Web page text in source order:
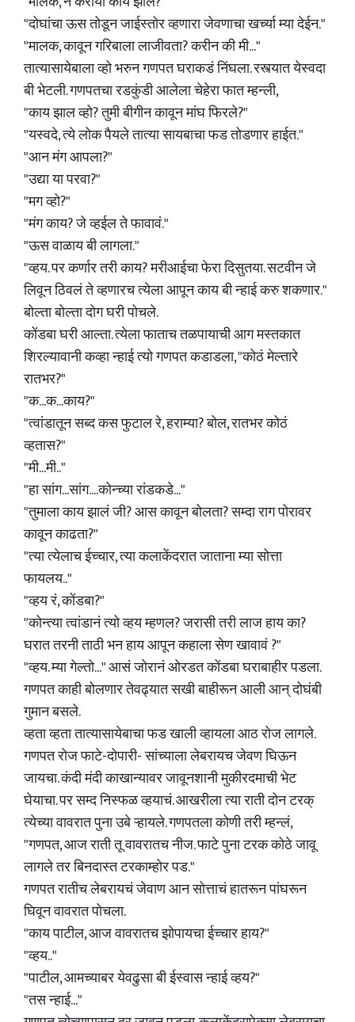
"दोघांचा ऊस तोडून जाईस्तोर व्हणारा जेवणाचा खर्च्या म्या देईन."
"मालक, कावून गरिबाला लाजीवता? करीन की मी..."
तात्यासायेबाला व्हो भरुन गणपत घराकडं निंघला. रस्त्यात येस्वदा
बी भेटली. गणपतचा रडकुंडी आलेला चेहेरा फात म्हन्ली,
"काय झाल व्हो? तुमी बीगीन कावून मांघ फिरले?"
"यस्वदे, त्ये लोक पैयले तात्या सायबाचा फड तोडणार हाईत."
"आन मंग आपला?"
"उद्या या परवा?"
"मग व्हो?"
"मंग काय? जे व्हईल ते फावावं."
"ऊस वाळाय बी लागला."
"व्हय. पर कर्णार तरी काय? मरीआईचा फेरा दिसुतया. सटवीन जे
लिवून ठिवलं ते व्हणारच त्येला आपून काय बी न्हाई करु शकणार."
बोल्ता बोल्ता दोग घरी पोचले.
कोंडबा घरी आल्ता. त्येला फाताच तळपायाची आग मस्तकात
शिरल्यावानी कव्हा न्हाई त्यो गणपत कडाडला, "कोठं मेल्तारे
रातभर?"
"क...क...काय?"
"त्वांडातून सब्द कस फुटाल रे, हराम्या? बोल, रातभर कोठं
व्हतास?"
"मी...मी.."
"हा सांग...सांग....कोन्च्या रांडकडे..."
"तुमाला काय झालं जी? आस कावून बोलता? सम्दा राग पोरावर
कावून काढता?"
"त्या त्येलाच ईच्चार, त्या कलाकेंदरात जाताना म्या सोत्ता
फायलय.."
"व्हय रं, कोंडबा?"
"कोन्त्या त्वांडानं त्यो व्हय म्हणल? जरासी तरी लाज हाय का?
घरात तरनी ताठी भन हाय आपून कहाला सेण खावावं ?"
"व्हय. म्या गेल्तो..." आसं जोरानं ओरडत कोंडबा घराबाहीर पडला.
गणपत काही बोलणार तेवढ्यात सखी बाहीरून आली आन् दोघंबी
गुमान बसले.
व्हता व्हता तात्यासायेबाचा फड खाली व्हायला आठ रोज लागले.
गणपत रोज फाटे-दोपारी- सांच्याला लेबरायच जेवण घिऊन
जायचा. कंदी मंदी काखान्यावर जावूनशानी मुकीरदमाची भेट
घेयाचा. पर सम्द निस्फळ व्हयाचं. आखरीला त्या राती दोन टरक्
त्येच्या वावरात पुना उबे ऱ्हायले. गणपतला कोणी तरी म्हन्लं,
"गणपत, आज राती तू वावरातच नीज. फाटे पुना टरक कोठे जावू
लागले तर बिनदास्त टरकाम्होर पड."
गणपत रातीच लेबरायचं जेवाण आन सोत्ताचं हातरून पांघरून
घिवून वावरात पोचला.
"काय पाटील, आज वावरातच झोपायचा ईच्चार हाय?"
"व्हय.."
"पाटील, आमच्याबर येवढुसा बी ईस्वास न्हाई व्हय?"
"तस न्हाई..."